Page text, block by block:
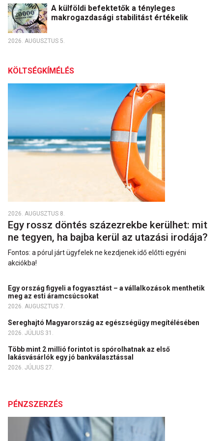
A külföldi befektetők a tényleges
makrogazdasági stabilitást értékelik
2026. AUGUSZTUS 5.
KÖLTSÉGKÍMÉLÉS
2026. AUGUSZTUS 8.
Egy rossz döntés százezrekbe kerülhet: mit
ne tegyen, ha bajba kerül az utazási irodája?
Fontos: a pórul járt ügyfelek ne kezdjenek idő előtti egyéni
akciókba!
Egy ország figyeli a fogyasztást – a vállalkozások menthetik
meg az esti áramcsúcsokat
2026. AUGUSZTUS 7.
Sereghajtó Magyarország az egészségügy megítélésében
2026. JÚLIUS 31.
Több mint 2 millió forintot is spórolhatnak az első
lakásvásárlók egy jó bankválasztással
2026. JÚLIUS 27.
PÉNZSZERZÉS